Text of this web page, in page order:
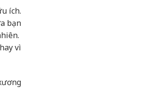
ích.
bạn
vì